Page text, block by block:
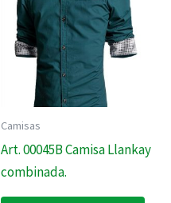
Camisas
Art. 00045B Camisa Llankay
combinada.